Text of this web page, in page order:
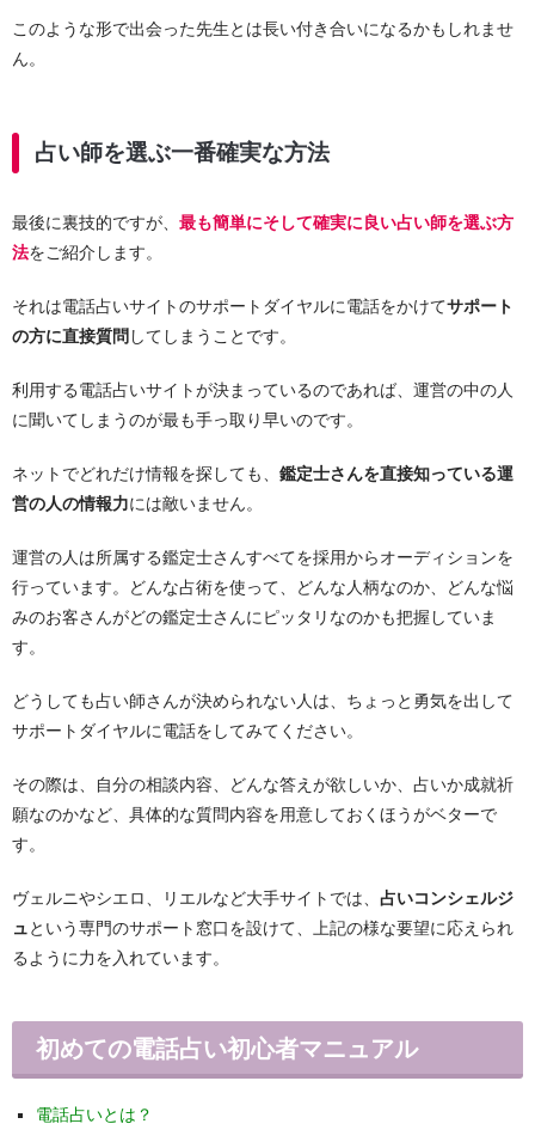
このような形で出会った先生とは長い付き合いになるかもしれませ
ん。
占い師を選ぶ一番確実な方法
最後に裏技的ですが、 最も簡単にそして確実に良い占い師を選ぶ方
法をご紹介します。
それは電話占いサイトのサポートダイヤルに電話をかけてサポート
の方に直接質問 してしまうことです。
利用する電話占いサイトが決まっているのであれば、運営の中の人
に聞いてしまうのが最も手っ取り早いのです。
ネットでどれだけ情報を探しても、 鑑定士さんを直接知っている運
営の人の情報力には敵いません。
運営の人は所属する鑑定士さんすべてを採用からオーディションを
行っています。どんな占術を使って、どんな人柄なのか、どんな悩
みのお客さんがどの鑑定士さんにピッタリなのかも把握していま
す。
どうしても占い師さんが決められない人は、ちょっと勇気を出して
サポートダイヤルに電話をしてみてください。
その際は、自分の相談内容、どんな答えが欲しいか、占いか成就祈
願なのかなど、具体的な質問内容を用意しておくほうがベターで
す。
ヴェルニやシエロ、リエルなど大手サイトでは、 占いコンシェルジ
ュ という専門のサポート窓口を設けて、上記の様な要望に応えられ
るように力を入れています。
初めての電話占い初心者マニュアル
電話占いとは？